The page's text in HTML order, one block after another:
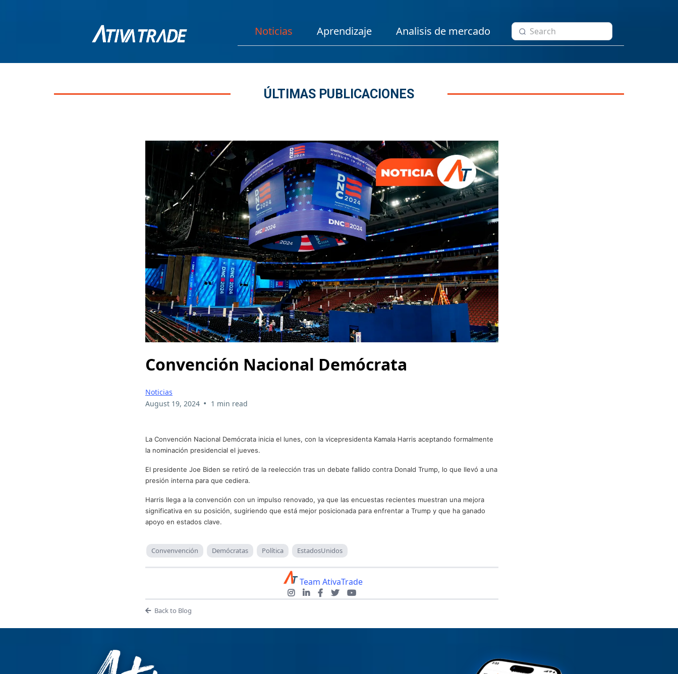
Noticias Aprendizaje Analisis de mercado
ÚLTIMAS PUBLICACIONES
Convención Nacional Demócrata
Noticias
August 19, 2024 • 1 min read
La Convención Nacional Demócrata inicia el lunes, con la vicepresidenta Kamala Harris aceptando formalmente
la nominación presidencial el jueves.
El presidente Joe Biden se retiró de la reelección tras un debate fallido contra Donald Trump, lo que llevó a una
presión interna para que cediera.
Harris llega a la convención con un impulso renovado, ya que las encuestas recientes muestran una mejora
significativa en su posición, sugiriendo que está mejor posicionada para enfrentar a Trump y que ha ganado
apoyo en estados clave.
Convenvención Demócratas Política EstadosUnidos
Team AtivaTrade
Back to Blog